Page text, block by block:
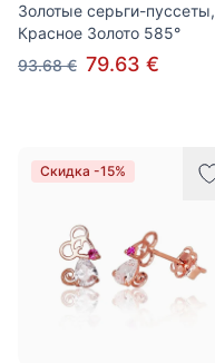
Золотые серьги-пуссеты,
Красное Золото 585°
93.68 € 79.63 €
Скидка -15%